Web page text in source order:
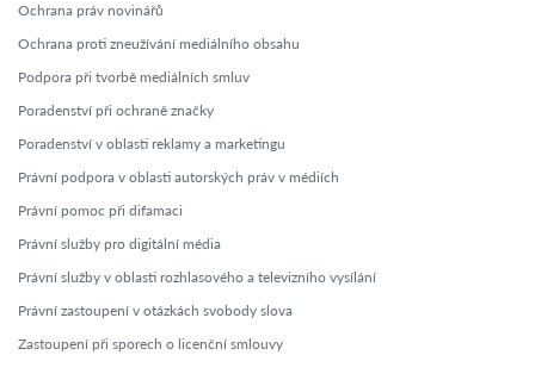
Ochrana práv novinářů
Ochrana proti zneužívání mediálního obsahu
Podpora při tvorbě mediálních smluv
Poradenství při ochraně značky
Poradenství v oblasti reklamy a marketingu
Právní podpora v oblasti autorských práv v médiích
Právní pomoc při difamaci
Právní služby pro digitální média
Právní služby v oblasti rozhlasového a televizního vysílání
Právní zastoupení v otázkách svobody slova
Zastoupení při sporech o licenční smlouvy